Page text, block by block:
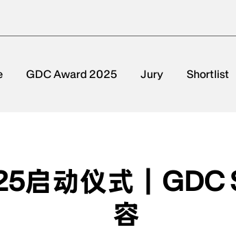
GDC Award 2025 Jury Shortlist
启动仪式｜GDC
容